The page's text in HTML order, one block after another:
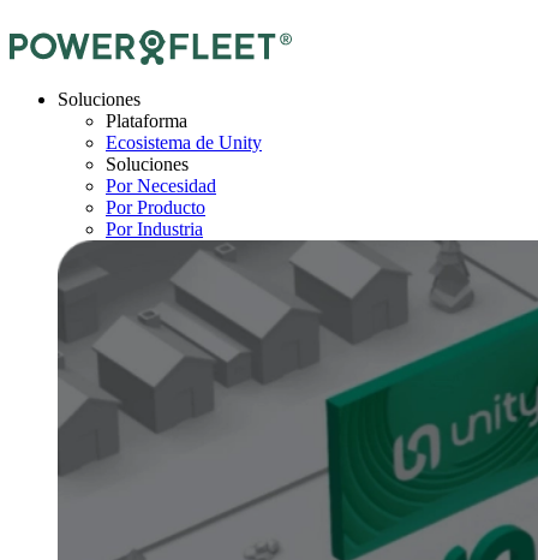
Soluciones
Plataforma
Ecosistema de Unity
Soluciones
Por Necesidad
Por Producto
Por Industria